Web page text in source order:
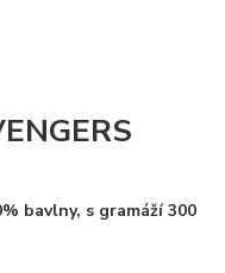
bavlny, s gramáží 300